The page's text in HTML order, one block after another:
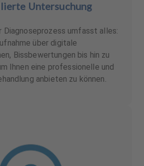
Untersuchung
Diagnoseprozess umfasst alles:
über digitale
Bissbewertungen bis hin zu
Ihnen eine professionelle und
anbieten zu können.